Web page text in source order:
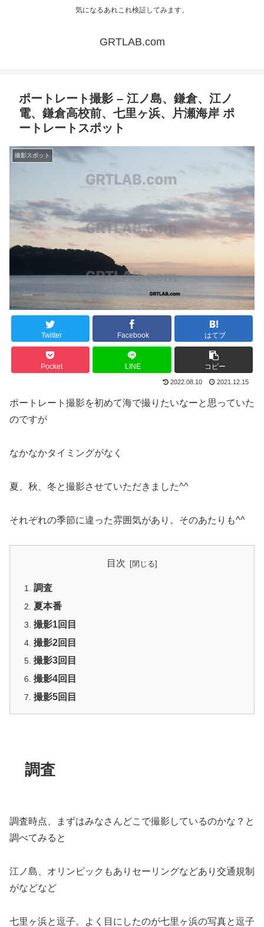
気になるあれこれ検証してみます。
GRTLAB.com
ポートレート撮影 – 江ノ島、鎌倉、江ノ
電、鎌倉高校前、七里ヶ浜、片瀬海岸 ポ
ートレートスポット
撮影スポット
Twitter Facebook はてブ
Pocket LINE コピー
2022.08.10 2021.12.15
ポートレート撮影を初めて海で撮りたいなーと思っていた
のですが
なかなかタイミングがなく
夏、秋、冬と撮影させていただきました^^
それぞれの季節に違った雰囲気があり。そのあたりも^^
目次
調査
夏本番
撮影1回目
撮影2回目
撮影3回目
撮影4回目
撮影5回目
調査
調査時点、まずはみなさんどこで撮影しているのかな？と
調べてみると
江ノ島、オリンピックもありセーリングなどあり交通規制
がなどなど
七里ヶ浜と逗子。よく目にしたのが七里ヶ浜の写真と逗子